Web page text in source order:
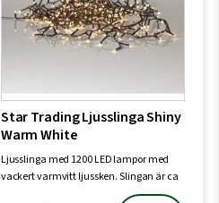
Star Trading Ljusslinga Shiny
Warm White
Ljusslinga med 1200 LED lampor med
vackert varmvitt ljussken. Slingan är ca